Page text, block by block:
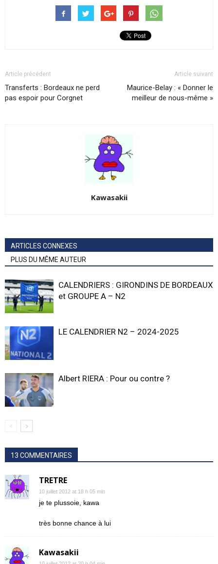
Article précédent
Transferts : Bordeaux ne perd
pas espoir pour Corgnet
Article suivant
Maurice-Belay : « Donner le
meilleur de nous-même »
Kawasakii
ARTICLES CONNEXES
PLUS DU MÊME AUTEUR
CALENDRIERS : GIRONDINS DE BORDEAUX
et GROUPE A – N2
LE CALENDRIER N2 – 2024-2025
Albert RIERA : Pour ou contre ?
13 COMMENTAIRES
TRETRE
10 juillet 2012 at 18 h 05 min
je te plussoie, kawa
très bonne chance à lui
Kawasakii